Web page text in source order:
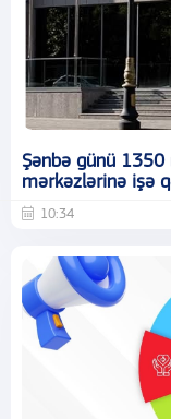
Şənbə günü
mərkəzlərinə işə
10:34